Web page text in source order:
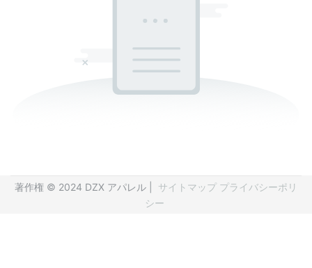
著作権 © 2024 DZX アパレル | サイトマップ プライバシーポリ
シー